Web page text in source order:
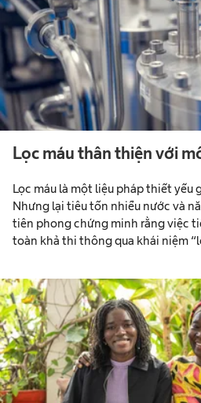
Lọc máu thân thiện với
Lọc máu là một liệu pháp thiết yếu
Nhưng lại tiêu tốn nhiều nước và
tiên phong chứng minh rằng việc
toàn khả thi thông qua khái niệm